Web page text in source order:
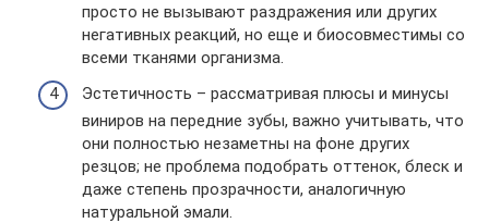
просто не вызывают раздражения или других
негативных реакций, но еще и биосовместимы со
всеми тканями организма.
Эстетичность – рассматривая плюсы и минусы
виниров на передние зубы, важно учитывать, что
они полностью незаметны на фоне других
резцов; не проблема подобрать оттенок, блеск и
даже степень прозрачности, аналогичную
натуральной эмали.